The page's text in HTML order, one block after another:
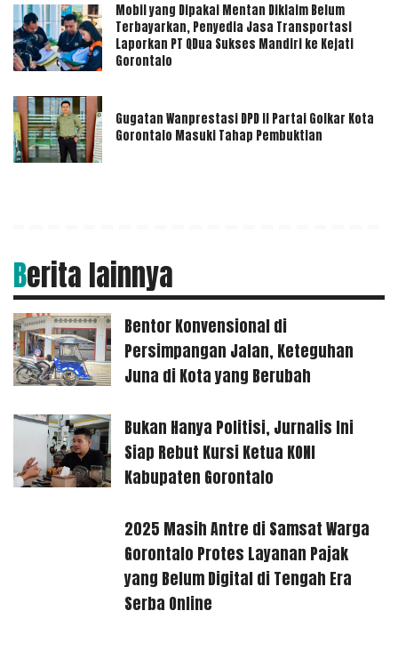
Mobil yang Dipakai Mentan Diklaim Belum
Terbayarkan, Penyedia Jasa Transportasi
Laporkan PT QDua Sukses Mandiri ke Kejati
Gorontalo
Gugatan Wanprestasi DPD II Partai Golkar Kota
Gorontalo Masuki Tahap Pembuktian
Berita lainnya
Bentor Konvensional di
Persimpangan Jalan, Keteguhan
Juna di Kota yang Berubah
Bukan Hanya Politisi, Jurnalis Ini
Siap Rebut Kursi Ketua KONI
Kabupaten Gorontalo
2025 Masih Antre di Samsat Warga
Gorontalo Protes Layanan Pajak
yang Belum Digital di Tengah Era
Serba Online